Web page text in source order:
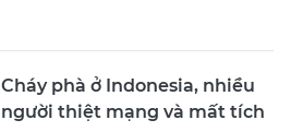
Cháy phà ở Indonesia, nhiều
người thiệt mạng và mất tích